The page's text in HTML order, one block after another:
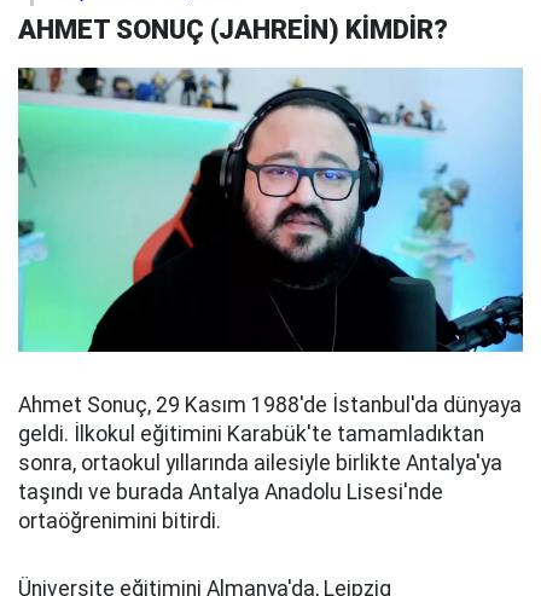
AHMET SONUÇ (JAHREİN) KİMDİR?
Ahmet Sonuç, 29 Kasım 1988'de İstanbul'da dünyaya
geldi. İlkokul eğitimini Karabük'te tamamladıktan
sonra, ortaokul yıllarında ailesiyle birlikte Antalya'ya
taşındı ve burada Antalya Anadolu Lisesi'nde
ortaöğrenimini bitirdi.
Üniversite eğitimini Almanya'da, Leipzig